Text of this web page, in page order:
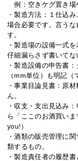
例：空きケグ置き場
・製造方法：１仕込
場合必要です。言う
す。
・製造場の設備一式
仔細漏らさず書いてな
・製造設備の申告書
（mm単位）も明記（
・事業目論見書：原
ん。
・収支・支出見込み
ら「ここのお酒買い
you!）
・酒類の販売管理に
類するもの。
・製造責任者の履歴